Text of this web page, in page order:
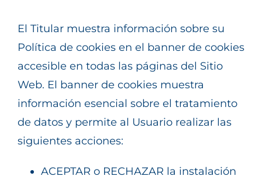
El Titular muestra información sobre su
Política de cookies en el banner de cookies
accesible en todas las páginas del Sitio
Web. El banner de cookies muestra
información esencial sobre el tratamiento
de datos y permite al Usuario realizar las
siguientes acciones:
ACEPTAR o RECHAZAR la instalación